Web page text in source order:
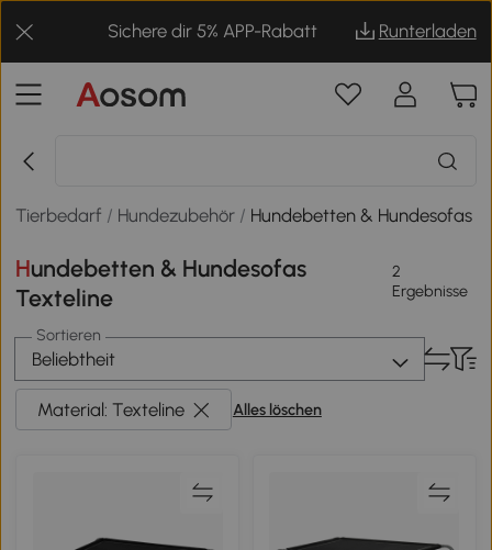
Sichere dir 5% APP-Rabatt Runterladen
Tierbedarf / Hundezubehör / Hundebetten & Hundesofas
Hundebetten & Hundesofas
Texteline
2
Ergebnisse
Sortieren
Beliebtheit
Material: Texteline Alles löschen